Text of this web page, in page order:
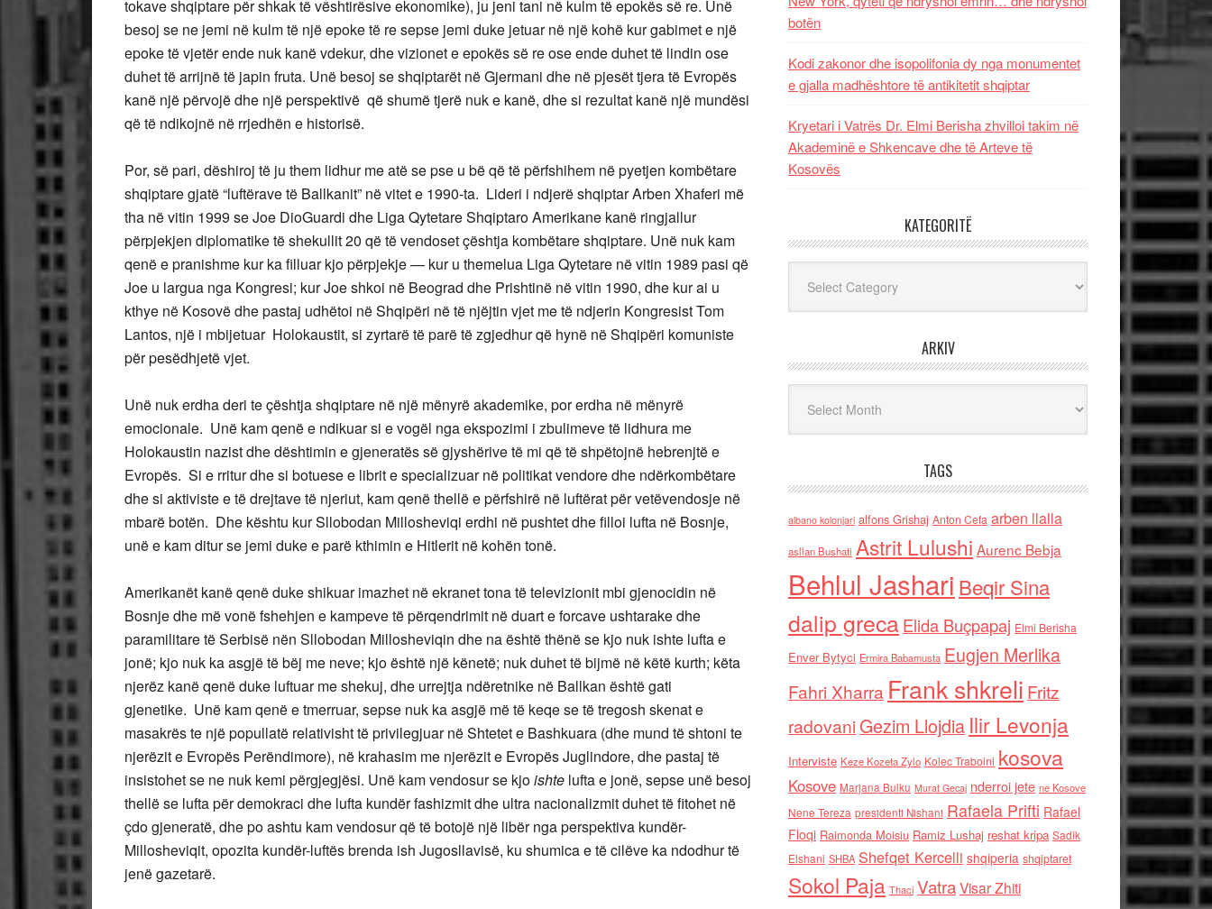
tokave shqiptare për shkak të vështirësive ekonomike), ju jeni tani në kulm të epokës së re. Unë
besoj se ne jemi në kulm të një epoke të re sepse jemi duke jetuar në një kohë kur gabimet e një
epoke të vjetër ende nuk kanë vdekur, dhe vizionet e epokës së re ose ende duhet të lindin ose
duhet të arrijnë të japin fruta. Unë besoj se shqiptarët në Gjermani dhe në pjesët tjera të Evropës
kanë një përvojë dhe një perspektivë që shumë tjerë nuk e kanë, dhe si rezultat kanë një mundësi
që të ndikojnë në rrjedhën e historisë.
Por, së pari, dëshiroj të ju them lidhur me atë se pse u bë që të përfshihem në pyetjen kombëtare
shqiptare gjatë “luftërave të Ballkanit” në vitet e 1990-ta. Lideri i ndjerë shqiptar Arben Xhaferi më
tha në vitin 1999 se Joe DioGuardi dhe Liga Qytetare Shqiptaro Amerikane kanë ringjallur
përpjekjen diplomatike të shekullit 20 që të vendoset çështja kombëtare shqiptare. Unë nuk kam
qenë e pranishme kur ka filluar kjo përpjekje — kur u themelua Liga Qytetare në vitin 1989 pasi që
Joe u largua nga Kongresi; kur Joe shkoi në Beograd dhe Prishtinë në vitin 1990, dhe kur ai u
kthye në Kosovë dhe pastaj udhëtoi në Shqipëri në të njëjtin vjet me të ndjerin Kongresist Tom
Lantos, një i mbijetuar Holokaustit, si zyrtarë të parë të zgjedhur që hynë në Shqipëri komuniste
për pesëdhjetë vjet.
Unë nuk erdha deri te çështja shqiptare në një mënyrë akademike, por erdha në mënyrë
emocionale. Unë kam qenë e ndikuar si e vogël nga ekspozimi i zbulimeve të lidhura me
Holokaustin nazist dhe dështimin e gjeneratës së gjyshërive të mi që të shpëtojnë hebrenjtë e
Evropës. Si e rritur dhe si botuese e librit e specializuar në politikat vendore dhe ndërkombëtare
dhe si aktiviste e të drejtave të njeriut, kam qenë thellë e përfshirë në luftërat për vetëvendosje në
mbarë botën. Dhe kështu kur Sllobodan Millosheviqi erdhi në pushtet dhe filloi lufta në Bosnje,
unë e kam ditur se jemi duke e parë kthimin e Hitlerit në kohën tonë.
Amerikanët kanë qenë duke shikuar imazhet në ekranet tona të televizionit mbi gjenocidin në
Bosnje dhe më vonë fshehjen e kampeve të përqendrimit në duart e forcave ushtarake dhe
paramilitare të Serbisë nën Sllobodan Millosheviqin dhe na është thënë se kjo nuk ishte lufta e
jonë; kjo nuk ka asgjë të bëj me neve; kjo është një kënetë; nuk duhet të bijmë në këtë kurth; këta
njerëz kanë qenë duke luftuar me shekuj, dhe urrejtja ndëretnike në Ballkan është gati
gjenetike. Unë kam qenë e tmerruar, sepse nuk ka asgjë më të keqe se të tregosh skenat e
masakrës te një popullatë relativisht të privilegjuar në Shtetet e Bashkuara (dhe mund të shtoni te
njerëzit e Evropës Perëndimore), në krahasim me njerëzit e Evropës Juglindore, dhe pastaj të
insistohet se ne nuk kemi përgjegjësi. Unë kam vendosur se kjoishte lufta e jonë, sepse unë besoj
thellë se lufta për demokraci dhe lufta kundër fashizmit dhe ultra nacionalizmit duhet të fitohet në
çdo gjeneratë, dhe po ashtu kam vendosur që të botojë një libër nga perspektiva kundër-
Millosheviqit, opozita kundër-luftës brenda ish Jugosllavisë, ku shumica e të cilëve ka ndodhur të
jenë gazetarë.
botën
Kodi zakonor dhe isopolifonia dy nga monumentet
e gjalla madhështore të antikitetit shqiptar
Kryetari i Vatrës Dr. Elmi Berisha zhvilloi takim në
Akademinë e Shkencave dhe të Arteve të
Kosovës
KATEGORITË
ARKIV
TAGS
albano kolonjari alfons Grishaj Anton Cefa arben llalla
asllan Bushati Astrit Lulushi Aurenc Bebja
Behlul Jashari Beqir Sina
dalip grecaElida Buçpapaj Elmi Berisha
Enver Bytyci Ermira Babamusta Eugjen Merlika
Fahri Xharra Frank shkreli Fritz
radovaniGezim Llojdia Ilir Levonja
Interviste Keze Kozeta Zylo Kolec Traboini kosova
Kosove Marjana Bulku Murat Gecaj nderroi jete ne Kosove
Nene Tereza presidenti Nishani Rafaela Prifti Rafael
Floqi Raimonda Moisiu Ramiz Lushaj reshat kripa Sadik
Elshani SHBA Shefqet Kercelli shqiperia shqiptaret
Sokol Paja Thaci VatraVisar Zhiti